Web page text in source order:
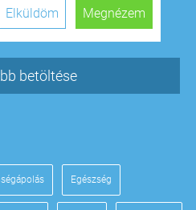
Megnézem
Elküldöm
betöltése
Egészség